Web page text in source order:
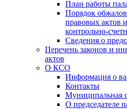
План работы
Порядок
правовых актов
контрольно-
Сведения о
Перечень законов и
актов
О КСО
Информация о
Контакты
Муниципальная
О председателе